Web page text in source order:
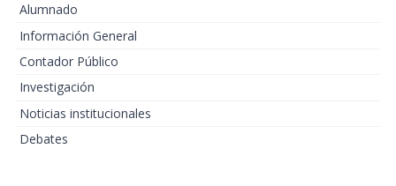
Alumnado
Información General
Contador Público
Investigación
Noticias institucionales
Debates